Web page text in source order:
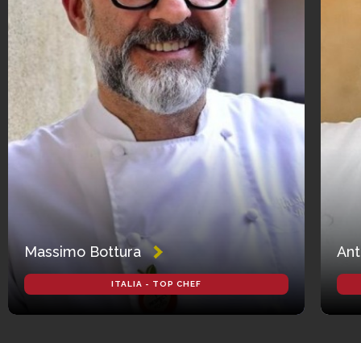
Massimo Bottura
ITALIA - TOP CHEF